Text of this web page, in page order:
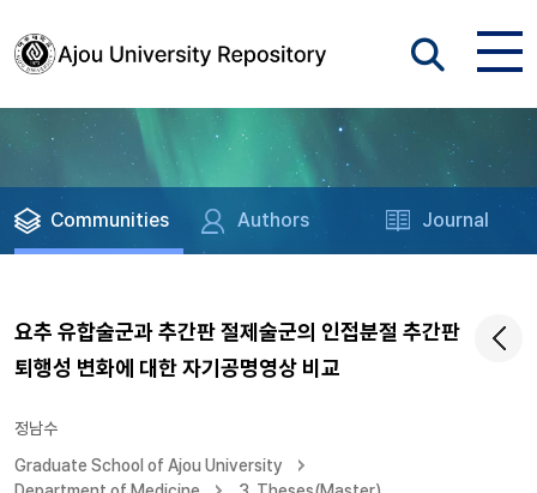
Communities Authors Journal
요추 유합술군과 추간판 절제술군의 인접분절 추간판
퇴행성 변화에 대한 자기공명영상 비교
정남수
Graduate School of Ajou University